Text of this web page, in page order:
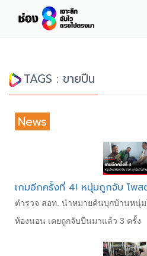
TAGS : ขายปืน
News
เกมอีกครั้งที่ 4! หนุ่มถูกจับ โพ
ตำรวจ สอท. นำหมายค้นบุกบ้านหนุ่
ห้องนอน เคยถูกจับปืนมาแล้ว 3 ครั้ง